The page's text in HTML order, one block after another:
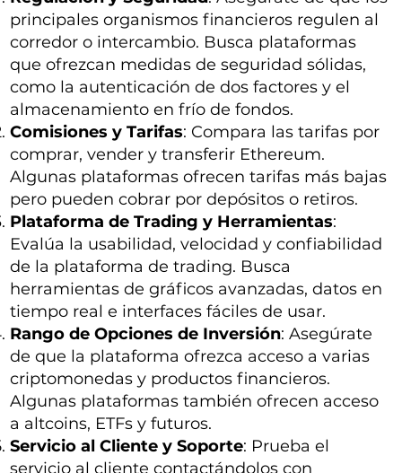
principales organismos financieros regulen al
corredor o intercambio. Busca plataformas
que ofrezcan medidas de seguridad sólidas,
como la autenticación de dos factores y el
almacenamiento en frío de fondos.
Comisiones y Tarifas: Compara las tarifas por
comprar, vender y transferir Ethereum.
Algunas plataformas ofrecen tarifas más bajas
pero pueden cobrar por depósitos o retiros.
Plataforma de Trading y Herramientas:
Evalúa la usabilidad, velocidad y confiabilidad
de la plataforma de trading. Busca
herramientas de gráficos avanzadas, datos en
tiempo real e interfaces fáciles de usar.
Rango de Opciones de Inversión: Asegúrate
de que la plataforma ofrezca acceso a varias
criptomonedas y productos financieros.
Algunas plataformas también ofrecen acceso
a altcoins, ETFs y futuros.
Servicio al Cliente y Soporte: Prueba el
servicio al cliente contactándolos con